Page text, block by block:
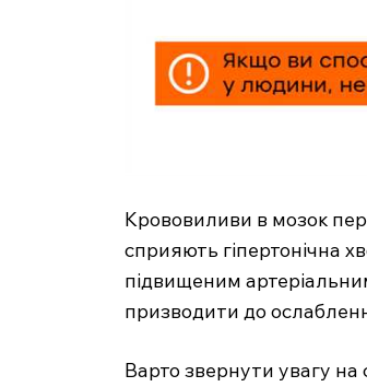
Крововиливи в мозок
сприяють гіпертонічна
підвищеним
призводити до
Варто звернути увагу на